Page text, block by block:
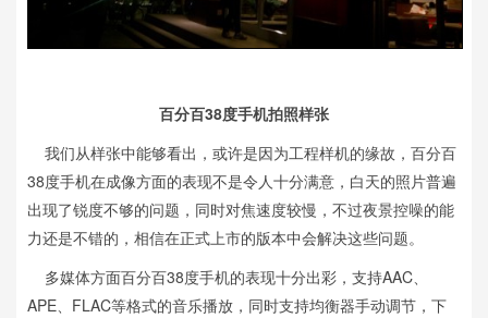
百分百38度手机拍照样张
我们从样张中能够看出，或许是因为工程样机的缘故，百分百
38度手机在成像方面的表现不是令人十分满意，白天的照片普遍
出现了锐度不够的问题，同时对焦速度较慢，不过夜景控噪的能
力还是不错的，相信在正式上市的版本中会解决这些问题。
多媒体方面百分百38度手机的表现十分出彩，支持AAC、
APE、FLAC等格式的音乐播放，同时支持均衡器手动调节，下